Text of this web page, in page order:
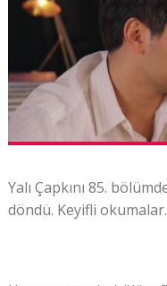
Yalı Çapkını 85.
döndü. Keyifli